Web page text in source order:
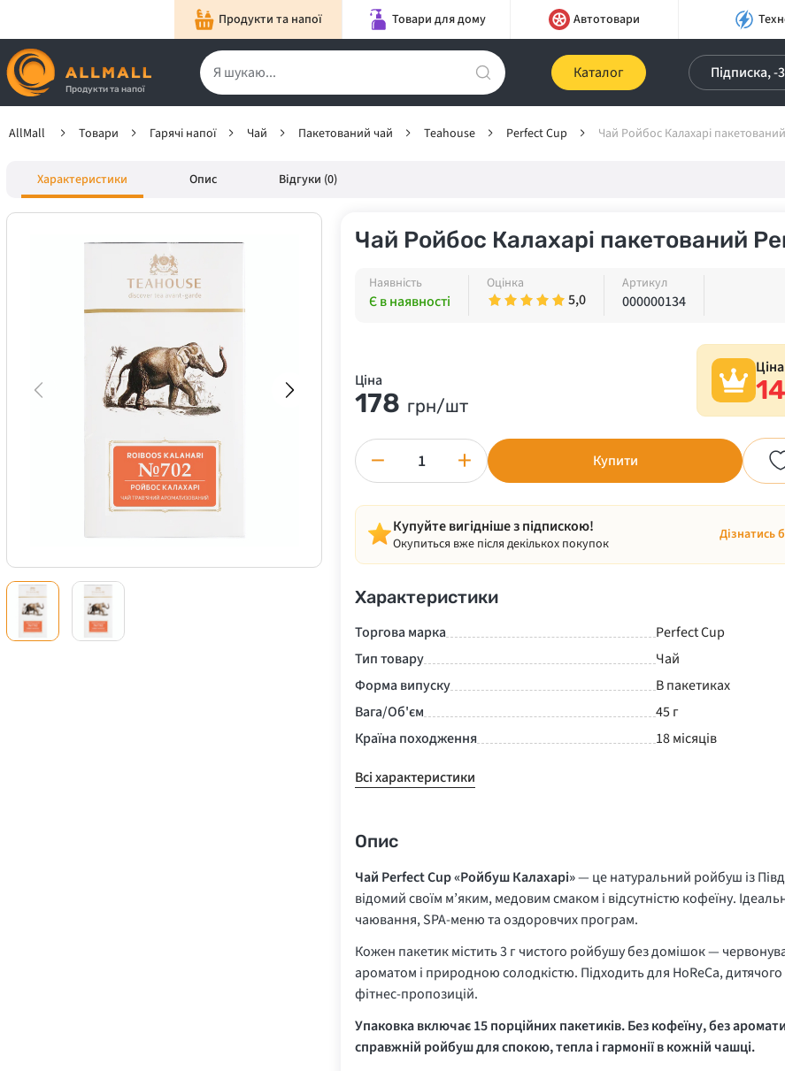
Продукти та напої Товари для дому Автотовари
Продукти та напої
Каталог Підписка, -
AllMall Товари Гарячі напої Чай Пакетований чай Teahouse Perfect Cup Чай Ройбос Калахарі
Характеристики Опис Відгуки (0)
Чай Ройбос Калахарі пакетований
Наявність
Є в наявності
Оцінка
5,0
Артикул
000000134
Ціна
178 грн/шт
− + Купити
Купуйте вигідніше з підпискою!
Окупиться вже після декількох покупок
Дізнатись
Характеристики
Торгова марка
Perfect Cup
Тип товару
Чай
Форма випуску
В пакетиках
Вага/Об'єм
45 г
Країна походження
18 місяців
Всі характеристики
Опис
Чай Perfect Cup «Ройбуш Калахарі»— це натуральний ройбуш із
відомий своїм м’яким, медовим смаком і відсутністю кофеїну.
чаювання, SPA-меню та оздоровчих програм.
Кожен пакетик містить 3 г чистого ройбушу без домішок —
ароматом і природною солодкістю. Підходить для HoReCa,
фітнес-пропозицій.
Упаковка включає 15 порційних пакетиків. Без кофеїну, без
справжній ройбуш для спокою, тепла і гармонії в кожній чашці.